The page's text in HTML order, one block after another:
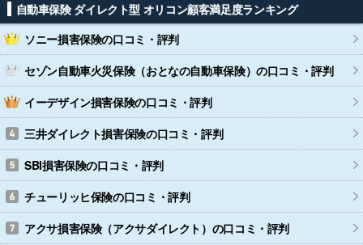
自動車保険 ダイレクト型 オリコン顧客満足度ランキング
ソニー損害保険の口コミ・評判
セゾン自動車火災保険（おとなの自動車保険）の口コミ・評判
イーデザイン損害保険の口コミ・評判
三井ダイレクト損害保険の口コミ・評判
SBI損害保険の口コミ・評判
チューリッヒ保険の口コミ・評判
アクサ損害保険（アクサダイレクト） の口コミ・評判